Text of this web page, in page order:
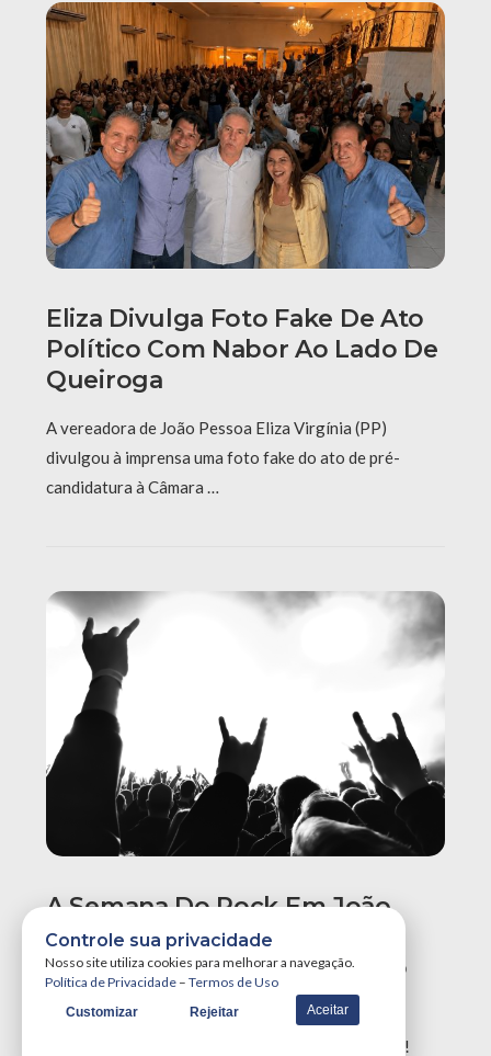
Eliza Divulga Foto Fake De Ato
Político Com Nabor Ao Lado De
Queiroga
A vereadora de João Pessoa Eliza Virgínia (PP)
divulgou à imprensa uma foto fake do ato de pré-
candidatura à Câmara …
A Semana Do Rock Em João
Pessoa Promete Um Dos
Maiores Finais De Semana Do
Ano!
A Semana do Rock em João Pessoa tá destruidora!
Controle sua privacidade
Nosso site utiliza cookies para melhorar a navegação.
Política de Privacidade – Termos de Uso
Customizar Rejeitar Aceitar